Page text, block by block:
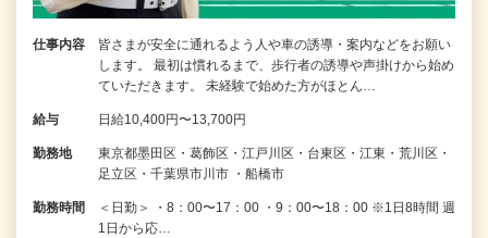
仕事内容
皆さまが安全に通れるよう人や車の誘導・案内などをお願い
します。 最初は慣れるまで、歩行者の誘導や声掛けから始め
ていただきます。 未経験で始めた方がほとん…
給与 日給10,400円〜13,700円
勤務地
東京都墨田区・葛飾区・江戸川区・台東区・江東・荒川区・
足立区・千葉県市川市 ・船橋市
勤務時間
＜日勤＞ ・8：00〜17：00 ・9：00〜18：00 ※1日8時間 週
1日から応…